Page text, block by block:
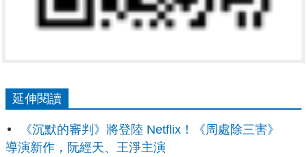
延伸閱讀
《沉默的審判》將登陸 Netflix！《周處除三害》
導演新作，阮經天、王淨主演